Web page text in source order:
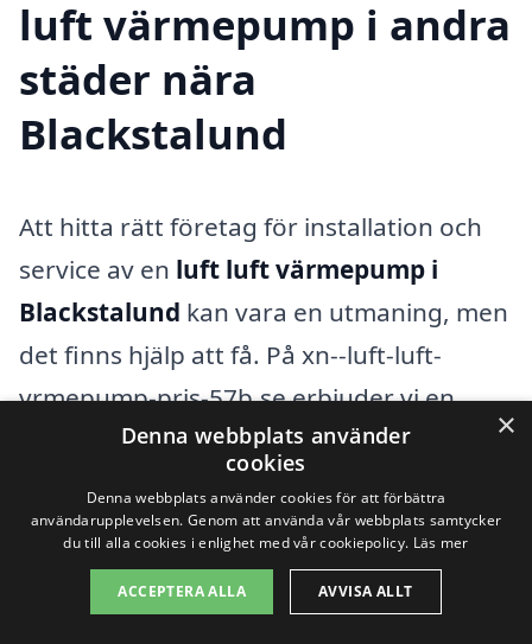
luft värmepump i andra
städer nära
Blackstalund
Att hitta rätt företag för installation och
service av en luft luft värmepump i
Blackstalund kan vara en utmaning, men
det finns hjälp att få. På xn--luft-luft-
vrmepump-pris-57b.se erbjuder vi en
plattform där du enkelt kan jämföra olika
värmepumpar. Det kan vara en bra idé att
också överväga företag i närliggande
städer för att hitta det bästa erbjudandet.
×
Denna webbplats använder
cookies
Denna webbplats använder cookies för att förbättra
användarupplevelsen. Genom att använda vår webbplats samtycker
du till alla cookies i enlighet med vår cookiepolicy. Läs mer
ACCEPTERA ALLA AVVISA ALLT